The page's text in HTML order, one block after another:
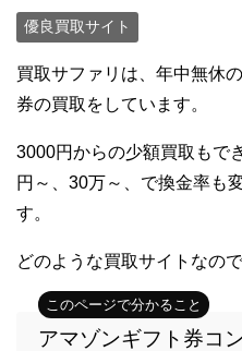
優良買取サイト
買取サファリは、年中無休
券の買取をしています。
3000円からの少額買取もで
円～、30万～、で換金率も
す。
どのような買取サイトなので
アマゾンギフト券コ